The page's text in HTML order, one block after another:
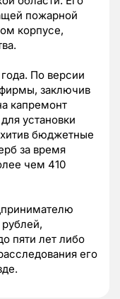
пожарной
корпусе,
По версии
заключив
капремонт
установки
бюджетные
за время
чем 410
пяти лет либо
его